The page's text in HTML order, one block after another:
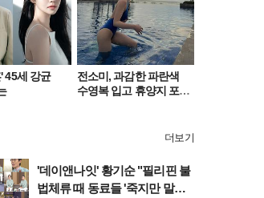
45세 강균
전소미, 과감한 파란색
수영복 입고 휴양지 포
'데이앤나잇' 황기순 "필리핀 불
법체류 때 동료들 '죽지만 말고
더보기